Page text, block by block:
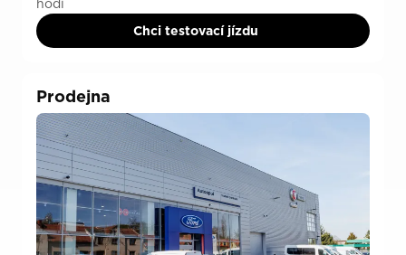
Chci testovací jízdu
Prodejna